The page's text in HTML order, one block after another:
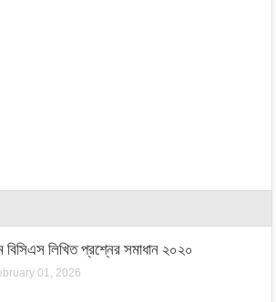
লিখিত প্রশ্নের সমাধান ২০২০
01, 2026